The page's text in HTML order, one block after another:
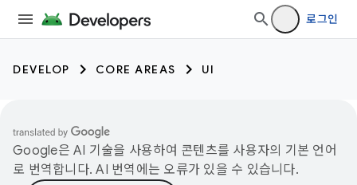
로그인
DEVELOP CORE AREAS UI
Google은 AI 기술을 사용하여 콘텐츠를 사용자의 기본 언어
로 번역합니다. AI 번역에는 오류가 있을 수 있습니다.